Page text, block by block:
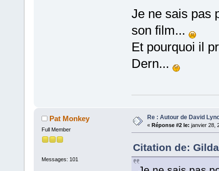
Je ne sais pas
son film...
Et pourquoi il
Dern...
Pat Monkey
Full Member
Messages: 101
Re : Autour de David
« Réponse #2 le: janvier 28,
Citation de: